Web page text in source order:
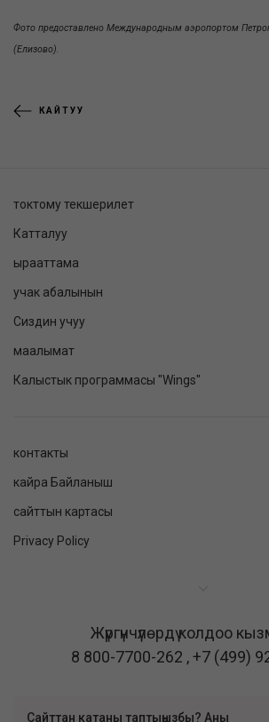
Фото предоставлено Международным аэропортом
(Елизово).
КАЙТУУ
токтому текшерилет
Катталуу
ырааттама
учак абалынын
Сиздин учуу
маалымат
Калыстык программасы "Wings"
контакты
кайра Байланыш
сайттын картасы
Privacy Policy
Жүргүнчүлөрдү колдоо
8 800-7700-262 ,+7 (499)
Сайттан катаны таптыңызбы? Аны